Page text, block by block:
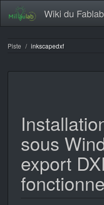
Wiki du
Piste inkscapedxf
sous
export